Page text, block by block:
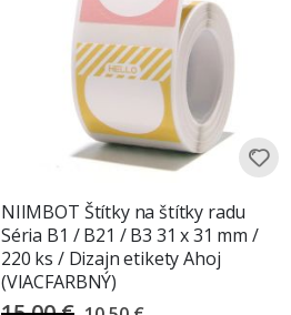
NIIMBOT Štítky na štítky radu
Séria B1 / B21 / B3 31 x 31 mm /
220 ks / Dizajn etikety Ahoj
(VIACFARBNÝ)
Special